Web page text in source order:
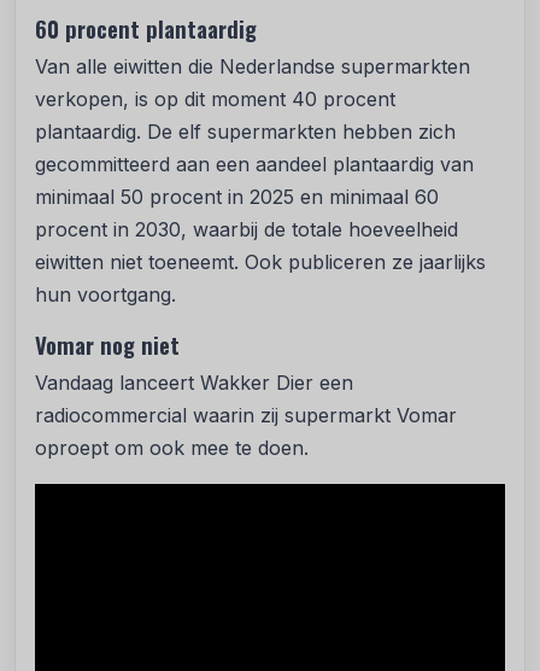
60 procent plantaardig
Van alle eiwitten die Nederlandse supermarkten
verkopen, is op dit moment 40 procent
plantaardig. De elf supermarkten hebben zich
gecommitteerd aan een aandeel plantaardig van
minimaal 50 procent in 2025 en minimaal 60
procent in 2030, waarbij de totale hoeveelheid
eiwitten niet toeneemt. Ook publiceren ze jaarlijks
hun voortgang.
Vomar nog niet
Vandaag lanceert Wakker Dier een
radiocommercial waarin zij supermarkt Vomar
oproept om ook mee te doen.